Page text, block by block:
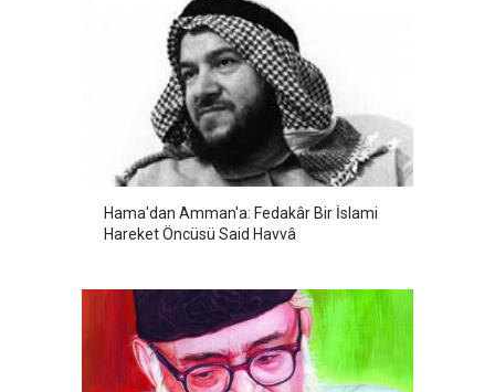
Hama'dan Amman'a: Fedakâr Bir İslami
Hareket Öncüsü Said Havvâ